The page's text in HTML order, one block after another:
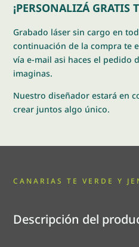
jengibre
Kg
cantidad
¡PERSONALIZÁ GRATIS
Grabado láser sin cargo en
continuación de la compra te
vía e-mail asi haces el pedido
imaginas.
Nuestro diseñador estará en
crear juntos algo único.
CANARIAS TE VERDE Y
Descripción del